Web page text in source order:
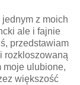
jednym z moich
ale i fajnie
przedstawiam
rozkloszowaną
moje ulubione,
większość